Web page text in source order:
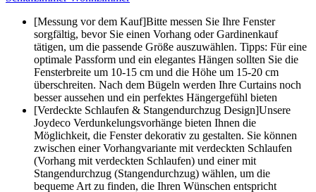
[Messung vor dem Kauf]Bitte messen Sie Ihre Fenster
sorgfältig, bevor Sie einen Vorhang oder Gardinenkauf
tätigen, um die passende Größe auszuwählen. Tipps: Für eine
optimale Passform und ein elegantes Hängen sollten Sie die
Fensterbreite um 10-15 cm und die Höhe um 15-20 cm
überschreiten. Nach dem Bügeln werden Ihre Curtains noch
besser aussehen und ein perfektes Hängergefühl bieten
[Verdeckte Schlaufen & Stangendurchzug Design]Unsere
Joydeco Verdunkelungsvorhänge bieten Ihnen die
Möglichkeit, die Fenster dekorativ zu gestalten. Sie können
zwischen einer Vorhangvariante mit verdeckten Schlaufen
(Vorhang mit verdeckten Schlaufen) und einer mit
Stangendurchzug (Stangendurchzug) wählen, um die
bequeme Art zu finden, die Ihren Wünschen entspricht